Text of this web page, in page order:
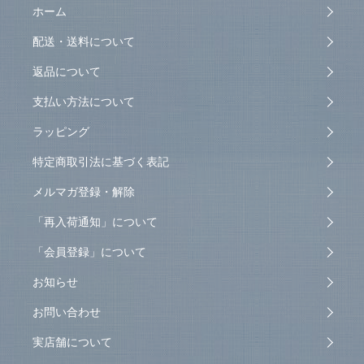
ホーム
配送・送料について
返品について
支払い方法について
ラッピング
特定商取引法に基づく表記
メルマガ登録・解除
「再入荷通知」について
「会員登録」について
お知らせ
お問い合わせ
実店舗について